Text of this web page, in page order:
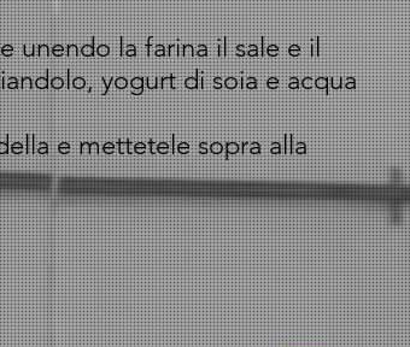
unendo la farina il sale e il
yogurt di soia e acqua
e mettetele sopra alla